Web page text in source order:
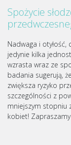
Spożycie
Nadwaga i
jedynie kilka
wzrasta wraz ze
badania sugerują,
zwiększa ryzyko
szczególności z
mniejszym stopniu
kobiet!